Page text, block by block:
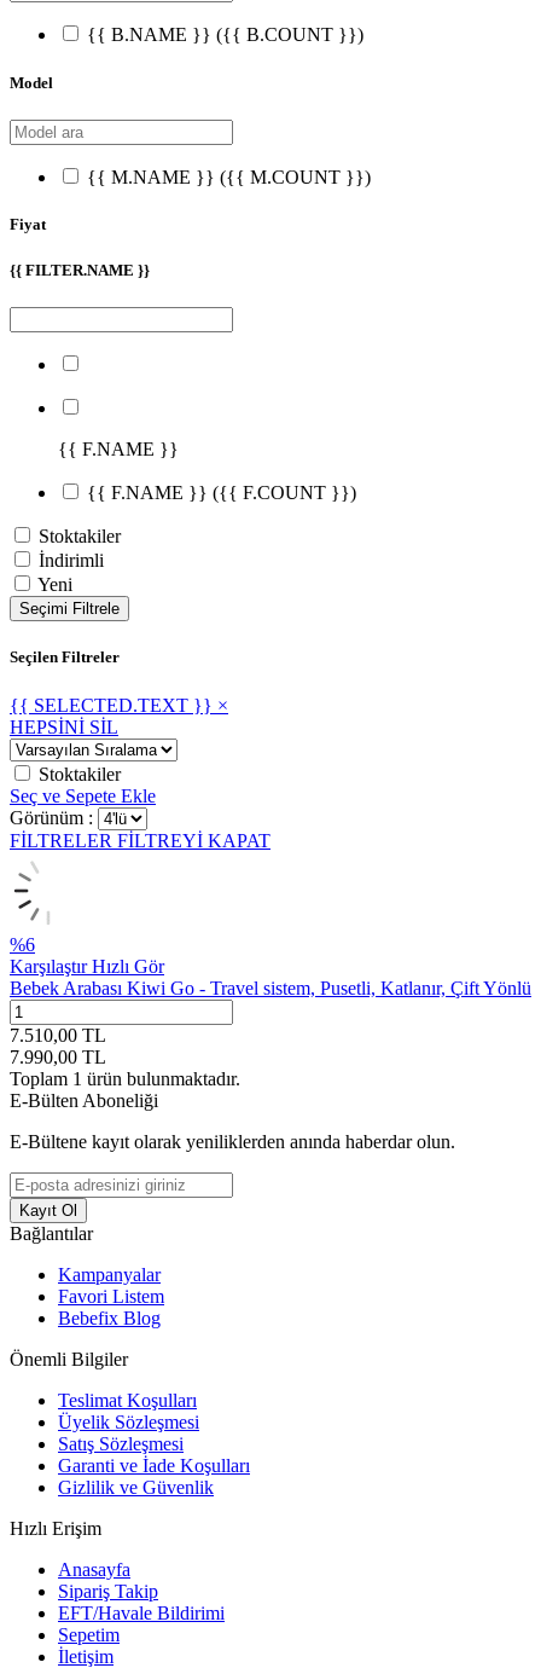
{{ B.NAME }} ({{ B.COUNT }})
Model
{{ M.NAME }} ({{ M.COUNT }})
Fiyat
{{ FILTER.NAME }}
{{ F.NAME }}
{{ F.NAME }} ({{ F.COUNT }})
Stoktakiler
İndirimli
Yeni
Seçimi Filtrele
Seçilen Filtreler
{{ SELECTED.TEXT }} ×
HEPSİNİ SİL
Stoktakiler
Seç ve Sepete Ekle
Görünüm :
FİLTRELER FİLTREYİ KAPAT
%6
Karşılaştır Hızlı Gör
Bebek Arabası Kiwi Go - Travel sistem, Pusetli, Katlanır, Çift Yönlü
7.510,00 TL
7.990,00 TL
Toplam 1 ürün bulunmaktadır.
E-Bülten Aboneliği
E-Bültene kayıt olarak yeniliklerden anında haberdar olun.
Kayıt Ol
Bağlantılar
Kampanyalar
Favori Listem
Bebefix Blog
Önemli Bilgiler
Teslimat Koşulları
Üyelik Sözleşmesi
Satış Sözleşmesi
Garanti ve İade Koşulları
Gizlilik ve Güvenlik
Hızlı Erişim
Anasayfa
Sipariş Takip
EFT/Havale Bildirimi
Sepetim
İletişim